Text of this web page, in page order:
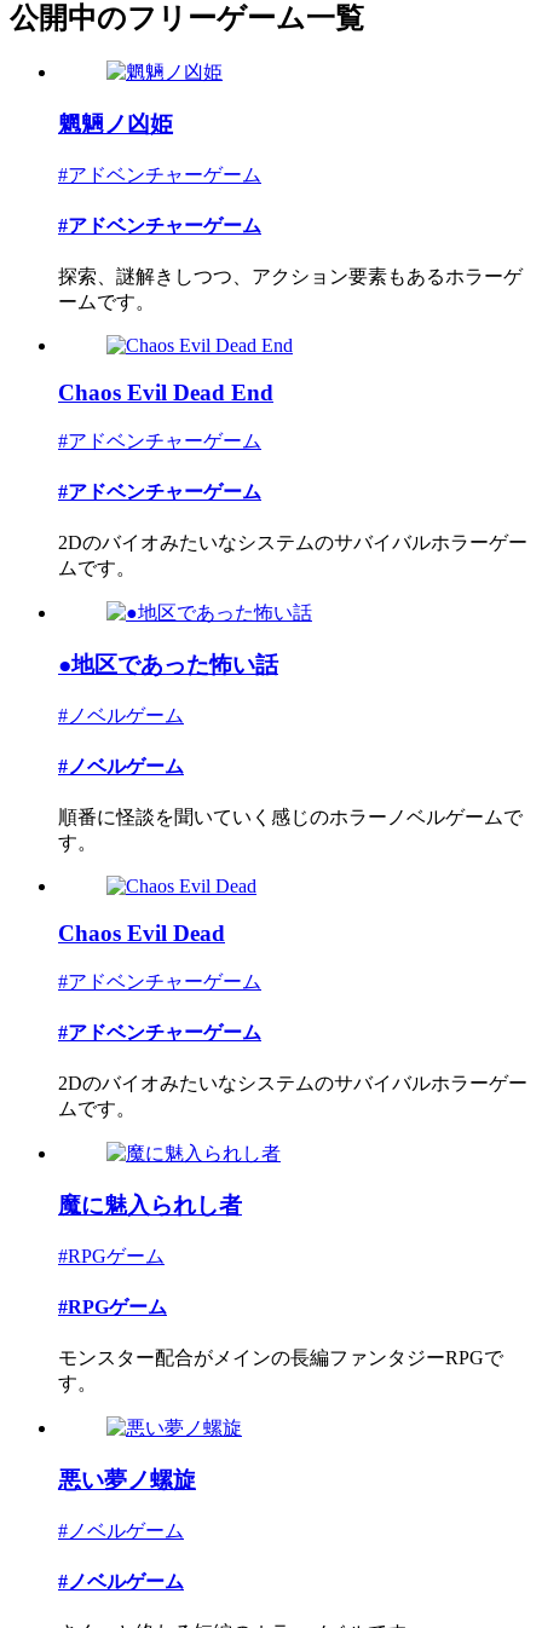
公開中のフリーゲーム一覧
魍魎ノ凶姫
#アドベンチャーゲーム
#アドベンチャーゲーム
探索、謎解きしつつ、アクション要素もあるホラーゲ
ームです。
Chaos Evil Dead End
#アドベンチャーゲーム
#アドベンチャーゲーム
2Dのバイオみたいなシステムのサバイバルホラーゲー
ムです。
●地区であった怖い話
#ノベルゲーム
#ノベルゲーム
順番に怪談を聞いていく感じのホラーノベルゲームで
す。
Chaos Evil Dead
#アドベンチャーゲーム
#アドベンチャーゲーム
2Dのバイオみたいなシステムのサバイバルホラーゲー
ムです。
魔に魅入られし者
#RPGゲーム
#RPGゲーム
モンスター配合がメインの長編ファンタジーRPGで
す。
悪い夢ノ螺旋
#ノベルゲーム
#ノベルゲーム